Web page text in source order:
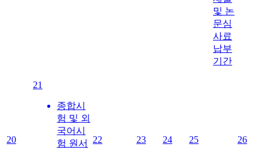
및 논
문심
사료
납부
기간
20
21
종합시
험 및 외
국어시
험 원서
22 23 24 25 26